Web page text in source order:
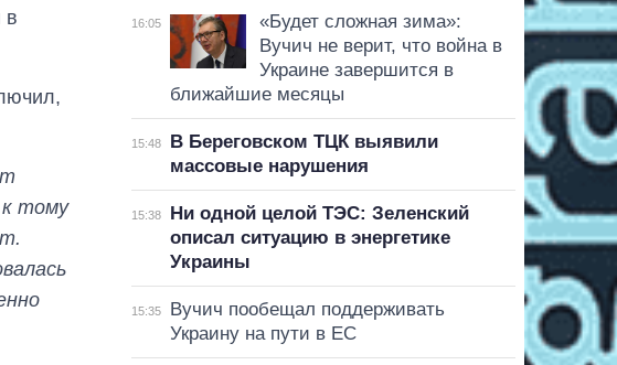
в
к тому
16:05
«Будет сложная зима»:
Вучич не верит, что война в
Украине завершится в
ближайшие месяцы
15:48
В Береговском ТЦК выявили
массовые нарушения
15:38
Ни одной целой ТЭС: Зеленский
описал ситуацию в энергетике
Украины
15:35
Вучич пообещал поддерживать
Украину на пути в ЕС